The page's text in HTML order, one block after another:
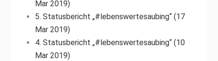
Mar 2019)
5. Statusbericht „#lebenswertesaubing“ (17
Mar 2019)
4. Statusbericht „#lebenswertesaubing“ (10
Mar 2019)